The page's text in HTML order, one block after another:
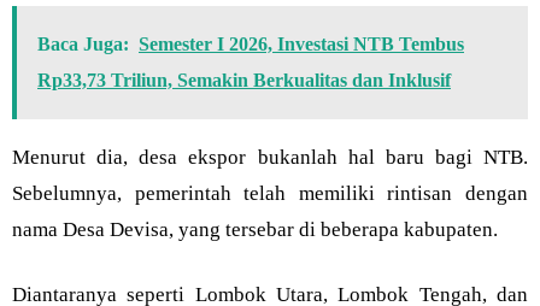
Baca Juga: Semester I 2026, Investasi NTB Tembus
Rp33,73 Triliun, Semakin Berkualitas dan Inklusif
Menurut dia, desa ekspor bukanlah hal baru bagi NTB.
Sebelumnya, pemerintah telah memiliki rintisan dengan
nama Desa Devisa, yang tersebar di beberapa kabupaten.
Diantaranya seperti Lombok Utara, Lombok Tengah, dan